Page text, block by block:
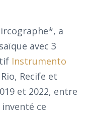
a
avec 3
Instrumento
Recife et
et 2022, entre
inventé ce